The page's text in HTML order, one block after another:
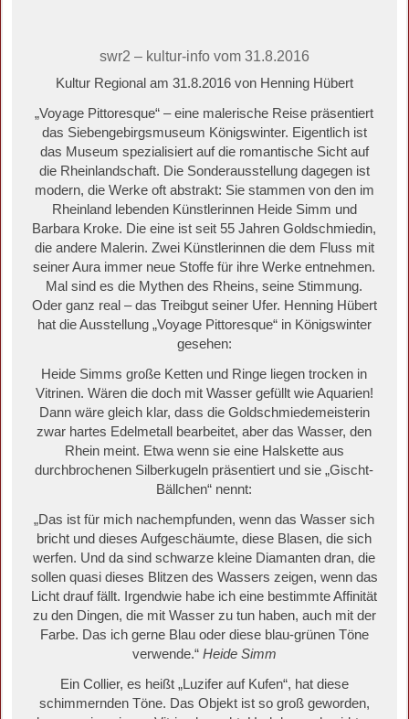
swr2 – kultur-info vom 31.8.2016
Kultur Regional am 31.8.2016 von Henning Hübert
„Voyage Pittoresque“ – eine malerische Reise präsentiert
das Siebengebirgsmuseum Königswinter. Eigentlich ist
das Museum spezialisiert auf die romantische Sicht auf
die Rheinlandschaft. Die Sonderausstellung dagegen ist
modern, die Werke oft abstrakt: Sie stammen von den im
Rheinland lebenden Künstlerinnen Heide Simm und
Barbara Kroke. Die eine ist seit 55 Jahren Goldschmiedin,
die andere Malerin. Zwei Künstlerinnen die dem Fluss mit
seiner Aura immer neue Stoffe für ihre Werke entnehmen.
Mal sind es die Mythen des Rheins, seine Stimmung.
Oder ganz real – das Treibgut seiner Ufer. Henning Hübert
hat die Ausstellung „Voyage Pittoresque“ in Königswinter
gesehen:
Heide Simms große Ketten und Ringe liegen trocken in
Vitrinen. Wären die doch mit Wasser gefüllt wie Aquarien!
Dann wäre gleich klar, dass die Goldschmiedemeisterin
zwar hartes Edelmetall bearbeitet, aber das Wasser, den
Rhein meint. Etwa wenn sie eine Halskette aus
durchbrochenen Silberkugeln präsentiert und sie „Gischt-
Bällchen“ nennt:
„Das ist für mich nachempfunden, wenn das Wasser sich
bricht und dieses Aufgeschäumte, diese Blasen, die sich
werfen. Und da sind schwarze kleine Diamanten dran, die
sollen quasi dieses Blitzen des Wassers zeigen, wenn das
Licht drauf fällt. Irgendwie habe ich eine bestimmte Affinität
zu den Dingen, die mit Wasser zu tun haben, auch mit der
Farbe. Das ich gerne Blau oder diese blau-grünen Töne
verwende.“ Heide Simm
Ein Collier, es heißt „Luzifer auf Kufen“, hat diese
schimmernden Töne. Das Objekt ist so groß geworden,